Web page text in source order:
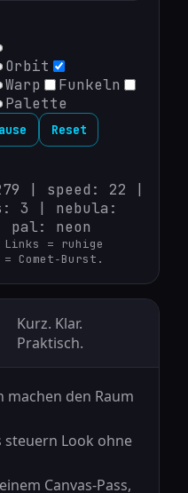
Orbit
Warp
Funkeln
Palette
Reset
| speed: 22 |
3 | nebula:
pal: neon
Links = ruhige
Comet‑Burst.
Kurz. Klar.
Praktisch.
machen den Raum
steuern Look ohne
Canvas‑Pass,